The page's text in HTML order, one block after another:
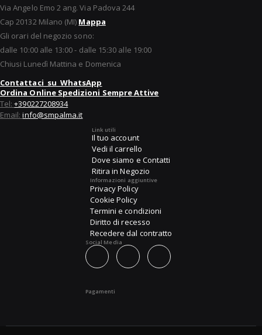
Via Angelo Emo 2 ang. Via Padova 244
Cap 20132 Milano (MI) Mappa
Gli orari del negozio sono:
dalle 10:00 alle 13:00 - dalle 15:30 alle 19:00
Chiusi Lunedì Mattina e Domenica
Contattaci su WhatsApp
Ordina Online Spedizioni Sempre Attive
Tel:+390227208934
Email:info@smpalma.it
Link utili
Il tuo account
Vedi il carrello
Dove siamo e Contatti
Ritira in Negozio
Informazioni aggiuntive
Privacy Policy
Cookie Policy
Termini e condizioni
Diritto di recesso
Recedere dal contratto
Social Media
Pagamenti